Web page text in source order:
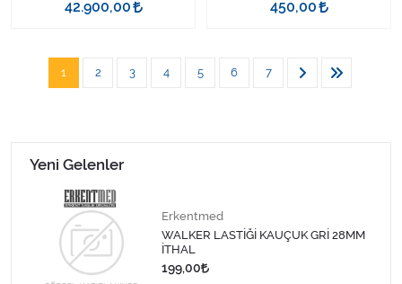
42.900,00 450,00
1 2 3 4 5 6 7
Yeni Gelenler
Erkentmed
WALKER LASTİĞİ KAUÇUK GRİ 28MM
İTHAL
199,00